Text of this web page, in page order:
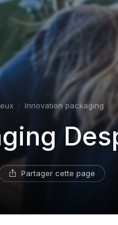
Innovation packaging
Partager cette page